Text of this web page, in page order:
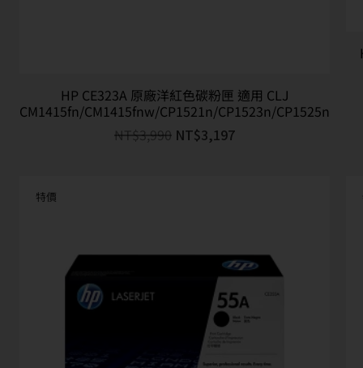
HP CE323A 原廠洋紅色碳粉匣 適用 CLJ
CM1415fn/CM1415fnw/CP1521n/CP1523n/CP1525n
NT$3,990 NT$3,197
特價